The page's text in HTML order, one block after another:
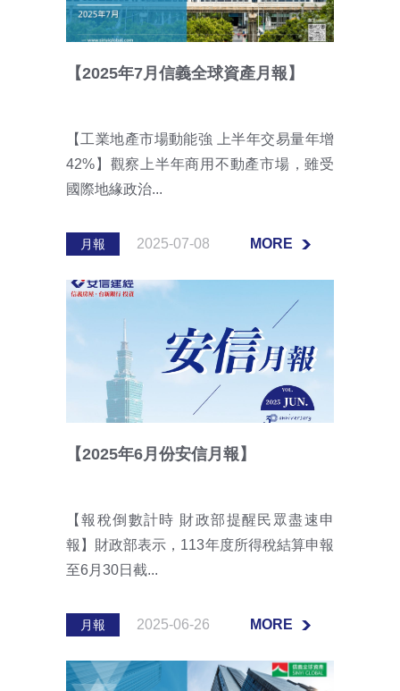
【2025年7月信義全球資產月報】
【工業地產市場動能強 上半年交易量年增
42%】觀察上半年商用不動產市場，雖受
國際地緣政治...
月報 2025-07-08 MORE
MORE
【2025年6月份安信月報】
【報稅倒數計時 財政部提醒民眾盡速申
報】財政部表示，113年度所得稅結算申報
至6月30日截...
月報 2025-06-26 MORE
MORE